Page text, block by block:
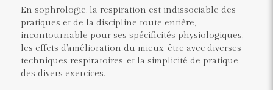
En sophrologie, la respiration est indissociable des
pratiques et de la discipline toute entière,
incontournable pour ses spécificités physiologiques,
les effets d'amélioration du mieux-être avec diverses
techniques respiratoires, et la simplicité de pratique
des divers exercices.